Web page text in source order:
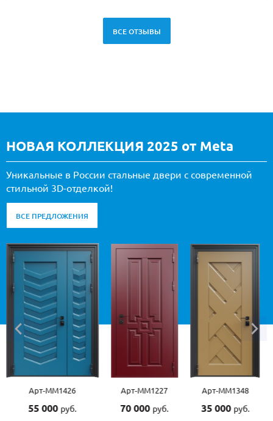
ВСЕ ОТЗЫВЫ
НОВАЯ КОЛЛЕКЦИЯ 2025 от Meta
Уникальные в России стальные двери с современной
стильной 3D-отделкой!
ВСЕ ПРЕДЛОЖЕНИЯ
Арт-ММ1227
70 000руб.
Арт-ММ1348
35 000руб.
Арт-ММ1507
55 000руб.